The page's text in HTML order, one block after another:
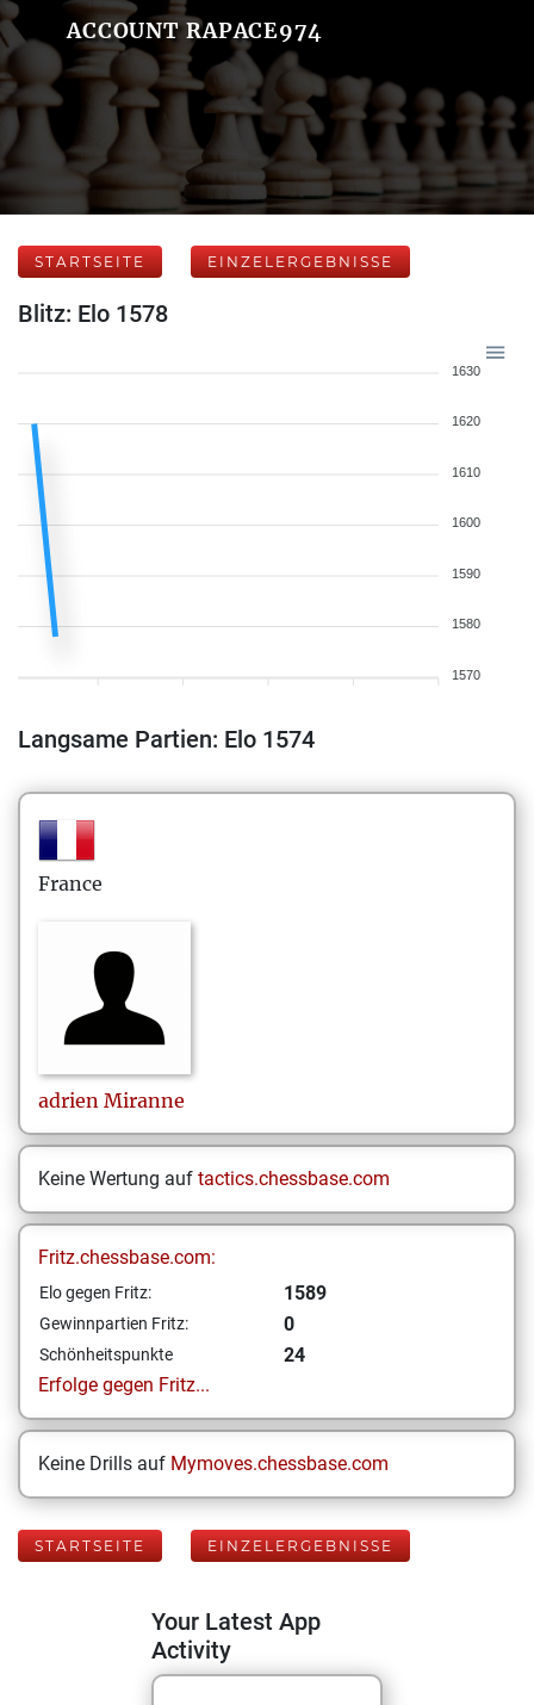
ACCOUNT RAPACE974
STARTSEITE EINZELERGEBNISSE
Blitz: Elo 1578
1630
1620
1610
1600
1590
1580
1570
Langsame Partien: Elo 1574
France
adrien Miranne
Keine Wertung auf tactics.chessbase.com
Fritz.chessbase.com:
Elo gegen Fritz: 1589
Gewinnpartien Fritz: 0
Schönheitspunkte
24
Erfolge gegen Fritz...
Keine Drills auf Mymoves.chessbase.com
STARTSEITE EINZELERGEBNISSE
Your Latest App
Activity